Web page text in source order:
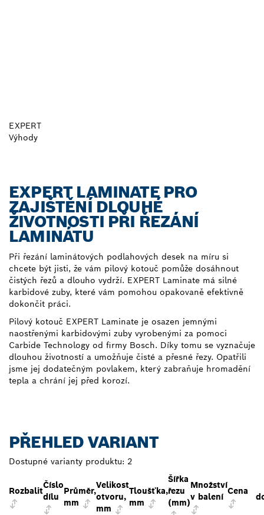
EXPERT
Výhody
EXPERT LAMINATE PRO
ZAJIŠTĚNÍ DLOUHÉ
ŽIVOTNOSTI PŘI ŘEZÁNÍ
LAMINÁTU
Při řezání laminátových podlahových desek na míru si
chcete být jisti, že vám pilový kotouč pomůže dosáhnout
čistých řezů a dlouho vydrží. EXPERT Laminate má silné
karbidové zuby, které vám pomohou opakovaně efektivně
dokončit práci.
Pilový kotouč EXPERT Laminate je osazen jemnými
naostřenými karbidovými zuby vyrobenými za pomoci
Carbide Technology od firmy Bosch. Díky tomu se vyznačuje
dlouhou životností a umožňuje čisté a přesné řezy. Opatřili
jsme jej dodatečným povlakem, který zabraňuje hromadění
tepla a chrání jej před korozí.
PŘEHLED VARIANT
Dostupné varianty produktu: 2
Rozbalit
Číslo
dílu
Průměr,
mm
Velikost
otvoru,
mm
Tloušťka,
mm
Šířka
řezu
(mm)
Množství
v balení
Cena